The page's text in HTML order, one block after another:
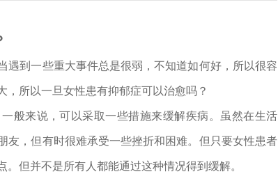
遇到一些重大事件总是很弱，不知道如何好，所以很容
所以一旦女性患有抑郁症可以治愈吗？
般来说，可以采取一些措施来缓解疾病。虽然在生活
友，但有时很难承受一些挫折和困难。但只要女性患者
但并不是所有人都能通过这种情况得到缓解。